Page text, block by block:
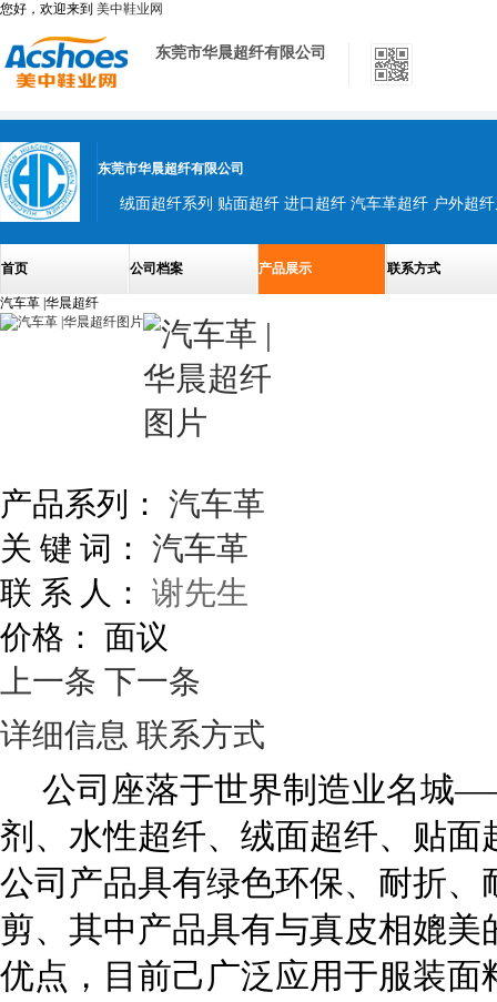
您好，欢迎来到 美中鞋业网
东莞市华晨超纤有限公司
东莞市华晨超纤有限公司
首页 公司档案 产品展示 联系方式
汽车革 |华晨超纤
产品系列： 汽车革
关 键 词： 汽车革
联 系 人： 谢先生
价格： 面议
上一条 下一条
详细信息 联系方式
公司座落于世界制造业名城
剂、水性超纤、 绒面超纤、贴面
公司产品具有绿色环保、耐折、
剪、其中产品具有与真皮相媲
优点，目前己广泛应用于服装